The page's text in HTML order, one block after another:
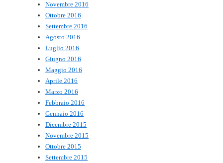
Novembre 2016
Ottobre 2016
Settembre 2016
Agosto 2016
Luglio 2016
Giugno 2016
Maggio 2016
Aprile 2016
Marzo 2016
Febbraio 2016
Gennaio 2016
Dicembre 2015
Novembre 2015
Ottobre 2015
Settembre 2015